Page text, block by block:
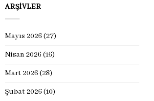
ARŞIVLER
Mayıs 2026 (27)
Nisan 2026 (16)
Mart 2026 (28)
Şubat 2026 (10)